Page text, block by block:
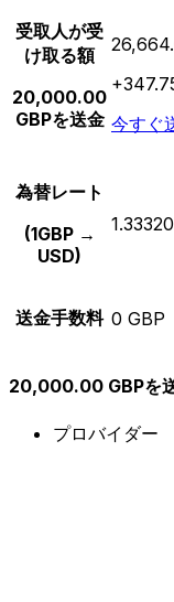
受取人が受
け取る額
20,000.00
GBPを送金 今すぐ
為替レート
(1GBP →
USD)
送金手数料 0 GBP
20,000.00 GBPを
プロバイダー